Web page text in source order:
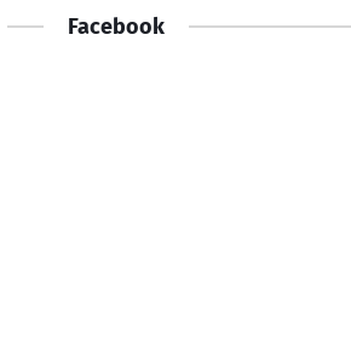
Facebook